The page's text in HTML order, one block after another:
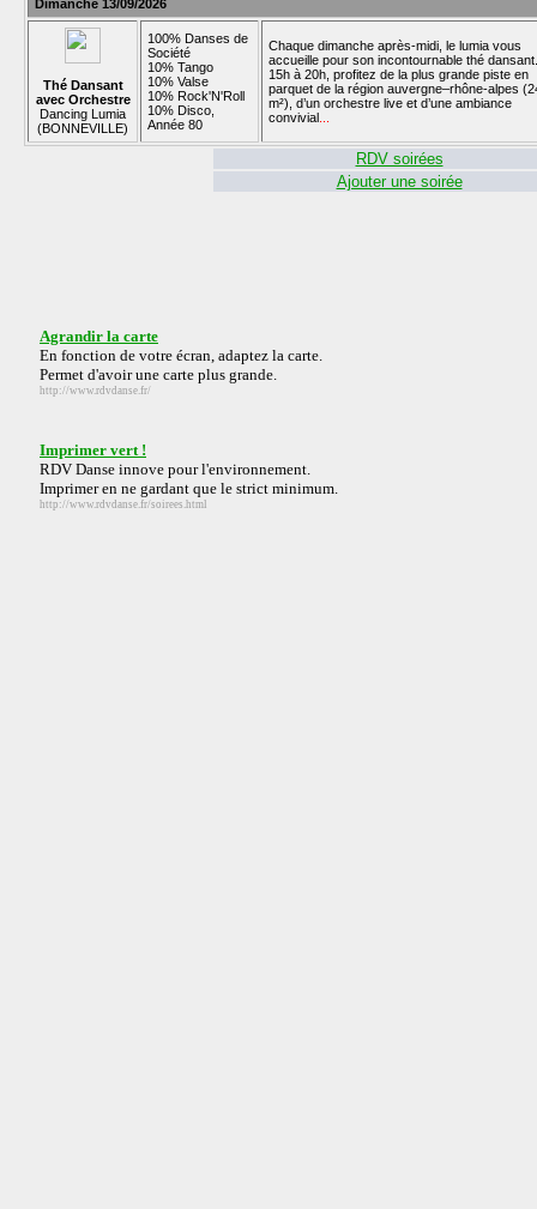
Dimanche 13/09/2026
Thé Dansant
avec Orchestre
Dancing Lumia
(BONNEVILLE)
100% Danses de
Société
10% Tango
10% Valse
10% Rock'N'Roll
10% Disco,
Année 80
Chaque dimanche après-midi, le lumia vous
accueille pour son incontournable thé
15h à 20h, profitez de la plus grande piste en
parquet de la région auvergne–rhône-alpes
m²), d’un orchestre live et d’une ambiance
convivial
RDV soirées
Ajouter une soirée
Agrandir la carte
En fonction de votre écran, adaptez la carte.
Permet d'avoir une carte plus grande.
http://www.rdvdanse.fr/
Imprimer vert !
RDV Danse innove pour l'environnement.
Imprimer en ne gardant que le strict minimum.
http://www.rdvdanse.fr/soirees.html